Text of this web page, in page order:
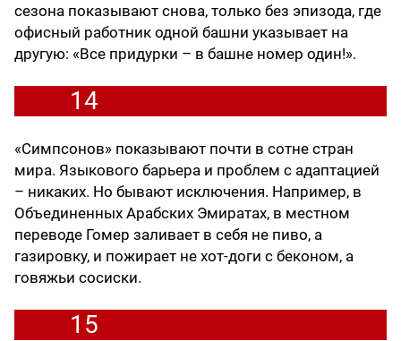
сезона показывают снова, только без эпизода, где
офисный работник одной башни указывает на
другую: «Все придурки – в башне номер один!».
14
«Симпсонов» показывают почти в сотне стран
мира. Языкового барьера и проблем с адаптацией
– никаких. Но бывают исключения. Например, в
Объединенных Арабских Эмиратах, в местном
переводе Гомер заливает в себя не пиво, а
газировку, и пожирает не хот-доги с беконом, а
говяжьи сосиски.
15